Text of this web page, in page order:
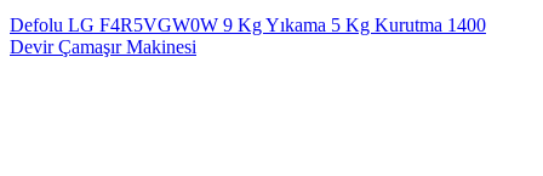
Defolu LG F4R5VGW0W 9 Kg Yıkama 5 Kg Kurutma 1400
Devir Çamaşır Makinesi